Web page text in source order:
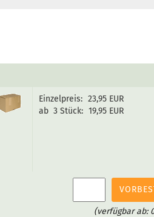
Einzelpreis: 23,95 EUR
ab 3 Stück: 19,95 EUR
(verfügbar ab: